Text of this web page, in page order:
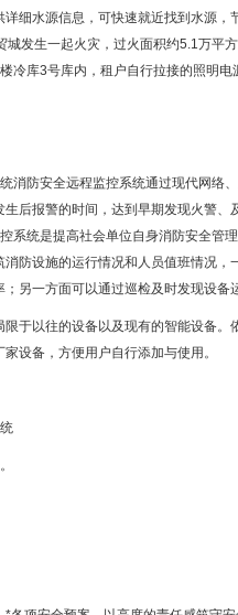
细水源信息，可快速就近找到水源
发生一起火灾，过火面积约5.1万平
冷库3号库内，租户自行拉接的照明电
消防安全远程监控系统通过现代网络
后报警的时间，达到早期发现火警
系统是提高社会单位自身消防安全管
防设施的运行情况和人员值班情况
另一方面可以通过巡检及时发现设备
于以往的设备以及现有的智能设备
设备，方便用户自行添加与使用。